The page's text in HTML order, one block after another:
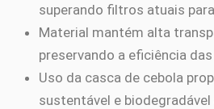
superando filtros atuais para
Material mantém alta
preservando a eficiência
Uso da casca de cebola
sustentável e